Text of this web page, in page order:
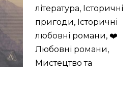
література, Історичні
пригоди, Історичні
любовні романи, ❤️
Любовні романи,
Мистецтво та